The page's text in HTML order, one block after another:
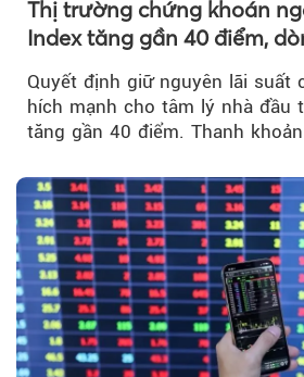
Thị trường chứng khoán
Index tăng gần 40 điểm,
mạnh sau tín hiệu tích cực
Quyết định giữ nguyên lãi suất
hích mạnh cho tâm lý nhà đầu
tăng gần 40 điểm. Thanh